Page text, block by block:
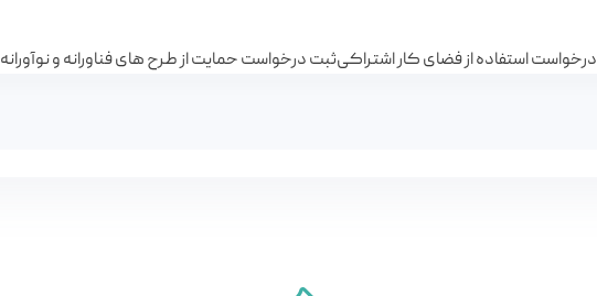
ثبت درخواست حمایت از طرح های فناورانه و نوآورانهدرخواست استفاده از فضای کار اشتراکی